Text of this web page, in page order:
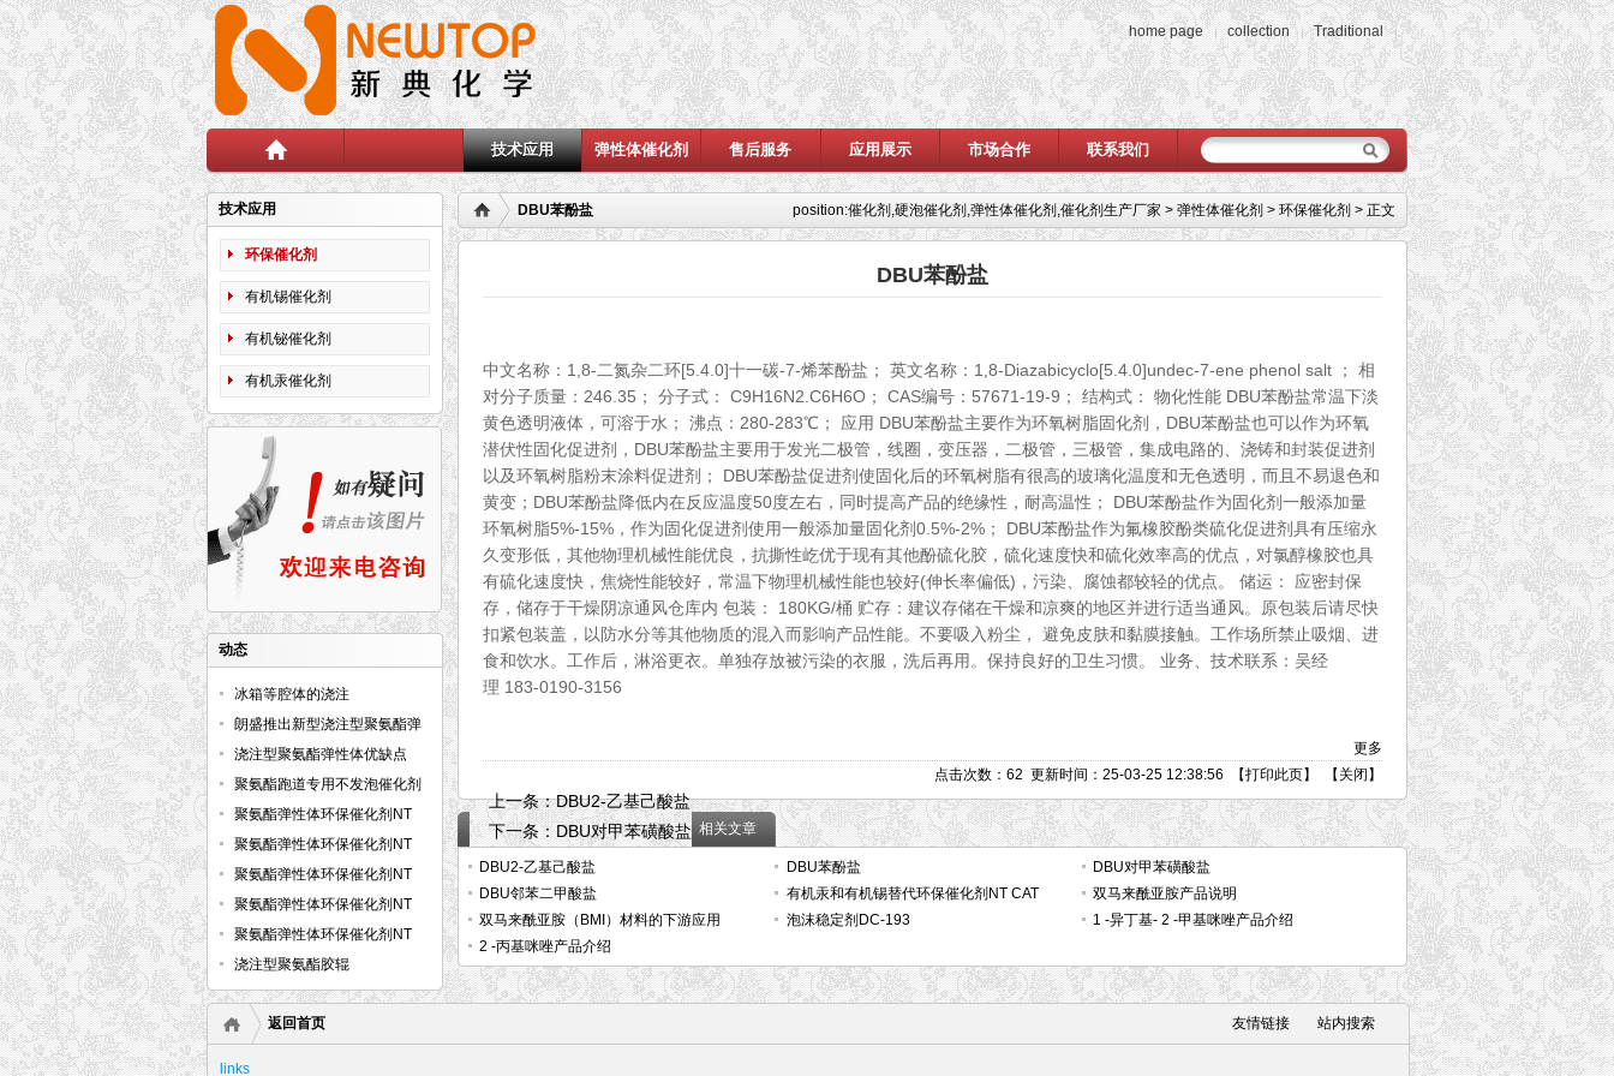
home page collection Traditional
首页
技术应用 弹性体催化剂 售后服务 应用展示 市场合作 联系我们
技术应用
环保催化剂
有机锡催化剂
有机铋催化剂
有机汞催化剂
动态
冰箱等腔体的浇注
朗盛推出新型浇注型聚氨酯弹
性体预聚体
浇注型聚氨酯弹性体优缺点
聚氨酯跑道专用不发泡催化剂
NT CAT E-AT
聚氨酯弹性体环保催化剂NT
CAT E-122
聚氨酯弹性体环保催化剂NT
CAT E-240
聚氨酯弹性体环保催化剂NT
CAT E-129
聚氨酯弹性体环保催化剂NT
CAT E-220
聚氨酯弹性体环保催化剂NT
CAT E-128
浇注型聚氨酯胶辊
position:催化剂,硬泡催化剂,弹性体催化剂,催化剂生产厂家 > 弹性体催化剂 > 环保催化剂 > 正文
DBU苯酚盐
DBU苯酚盐
中文名称：1,8-二氮杂二环[5.4.0]十一碳-7-烯苯酚盐； 英文名称：1,8-Diazabicyclo[5.4.0]undec-7-ene phenol salt ； 相
对分子质量：246.35； 分子式： C9H16N2.C6H6O； CAS编号：57671-19-9； 结构式： 物化性能 DBU苯酚盐常温下淡
黄色透明液体，可溶于水； 沸点：280-283℃； 应用 DBU苯酚盐主要作为环氧树脂固化剂，DBU苯酚盐也可以作为环氧
潜伏性固化促进剂，DBU苯酚盐主要用于发光二极管，线圈，变压器，二极管，三极管，集成电路的、浇铸和封装促进剂
以及环氧树脂粉末涂料促进剂； DBU苯酚盐促进剂使固化后的环氧树脂有很高的玻璃化温度和无色透明，而且不易退色和
黄变；DBU苯酚盐降低内在反应温度50度左右，同时提高产品的绝缘性，耐高温性； DBU苯酚盐作为固化剂一般添加量
环氧树脂5%-15%，作为固化促进剂使用一般添加量固化剂0.5%-2%； DBU苯酚盐作为氟橡胶酚类硫化促进剂具有压缩永
久变形低，其他物理机械性能优良，抗撕性屹优于现有其他酚硫化胶，硫化速度快和硫化效率高的优点，对氯醇橡胶也具
有硫化速度快，焦烧性能较好，常温下物理机械性能也较好(伸长率偏低)，污染、腐蚀都较轻的优点。 储运： 应密封保
存，储存于干燥阴凉通风仓库内 包装： 180KG/桶 贮存：建议存储在干燥和凉爽的地区并进行适当通风。原包装后请尽快
扣紧包装盖，以防水分等其他物质的混入而影响产品性能。不要吸入粉尘， 避免皮肤和黏膜接触。工作场所禁止吸烟、进
食和饮水。工作后，淋浴更衣。单独存放被污染的衣服，洗后再用。保持良好的卫生习惯。 业务、技术联系：吴经
理 183-0190-3156
更多
点击次数： 62 更新时间：25-03-25 12:38:56 【打印此页】 【 关闭 】
上一条：DBU2-乙基己酸盐
下一条：DBU对甲苯磺酸盐 相关文章
DBU2-乙基己酸盐 DBU苯酚盐
DBU对甲苯磺酸盐
DBU邻苯二甲酸盐
有机汞和有机锡替代环保催化剂NT CAT
G1500
双马来酰亚胺产品说明
双马来酰亚胺（BMI）材料的下游应用
泡沫稳定剂DC-193
1 -异丁基- 2 -甲基咪唑产品介绍
2 -丙基咪唑产品介绍
返回首页 友情链接 站内搜索
links